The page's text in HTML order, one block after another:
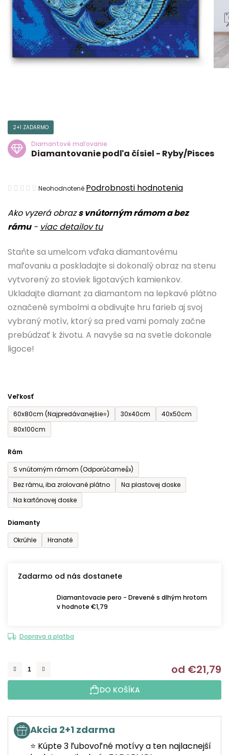
Ako vyzerá obrazs vnútorným rámom a bez
rámu- viac detailov tu
Staňte sa umelcom vďaka diamantovému
maľovaniu a poskladajte si dokonalý obraz na stenu
vytvorený zo stoviek ligotavých kamienkov.
Ukladajte diamant za diamantom na lepkavé plátno
označené symbolmi a obdivujte hru farieb aj svoj
vybraný motív, ktorý sa pred vami pomaly začne
prebúdzať k životu. A navyše sa na svetle dokonale
ligoce!
Veľkosť
60x80cm (Najpredávanejšie⭐)
30x40cm
40x50cm
80x100cm
Rám
S vnútorným rámom (Odporúčame👍)
Bez rámu, iba zrolované plátno
Na plastovej doske
Na kartónovej doske
Diamanty
Okrúhle
Hranaté
Zadarmo od nás dostanete
Diamantovacie pero - Drevené s dlhým hrotom
v hodnote €1,79
Doprava a platba
od €21,79
DO KOŠÍKA
Akcia 2+1 zdarma
⭐ Kúpte 3 ľubovoľné motívy a ten najlacnejší
2+1 ZADARMO
Diamantové maľovanie
Diamantovanie podľa čísiel - Ryby/Pisces
Priemerné
produktu
je
z
5
hviezdičiek.
Neohodnotené Podrobnosti hodnotenia